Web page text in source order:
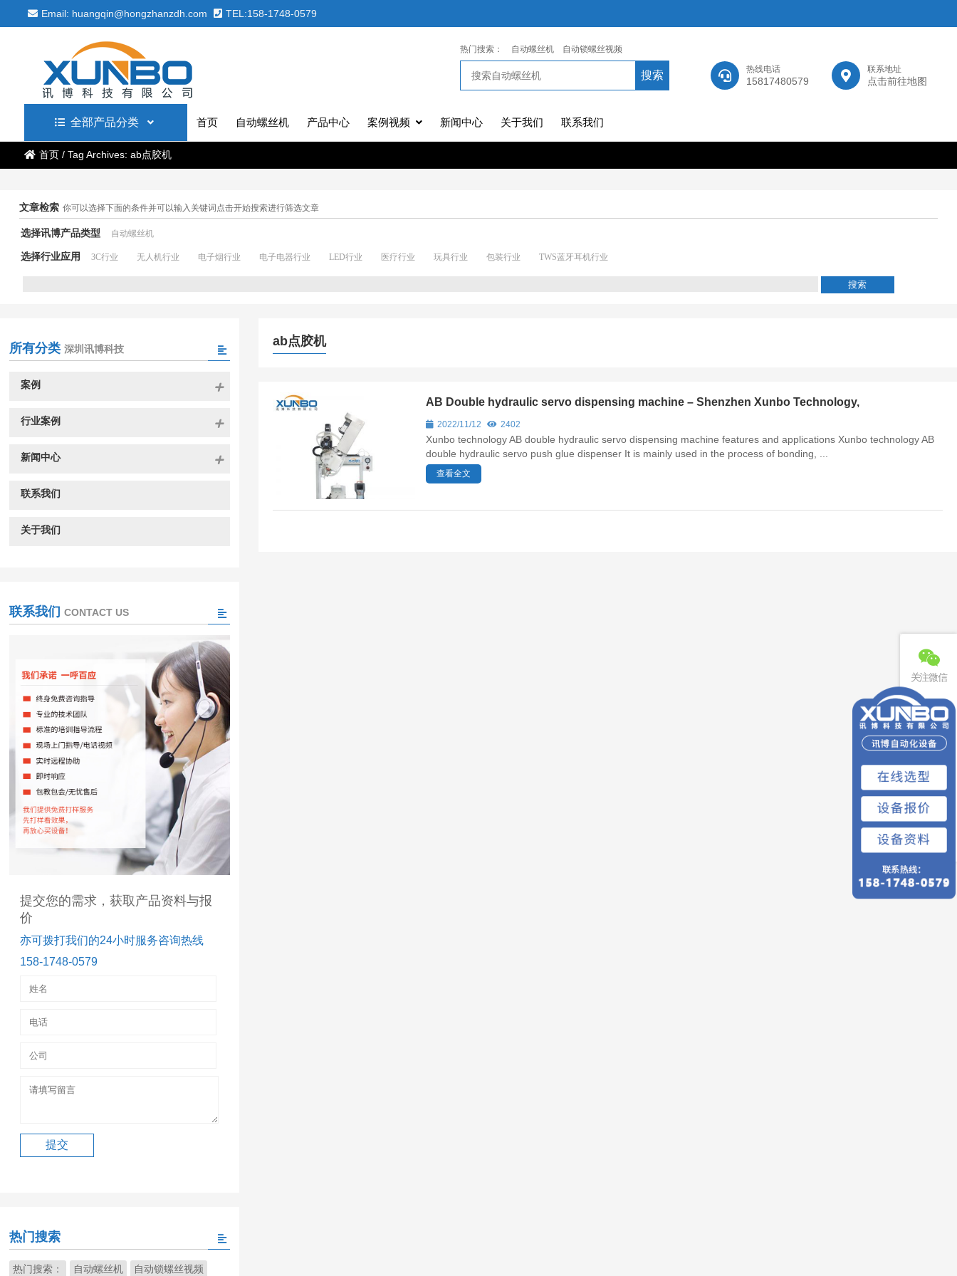
Email: huangqin@hongzhanzdh.com TEL:158-1748-0579
热线电话
15817480579
联系地址
点击前往地图
热门搜索： 自动螺丝机 自动锁螺丝视频
全部产品分类 首页 自动螺丝机 产品中心 案例视频 新闻中心 关于我们 联系我们
首页/ Tag Archives: ab点胶机
文章检索 你可以选择下面的条件并可以输入关键词点击开始搜索进行筛选文章
选择讯博产品类型 自动螺丝机
选择行业应用 3C行业 无人机行业 电子烟行业 电子电器行业 LED行业 医疗行业 玩具行业 包装行业 TWS蓝牙耳机行业
ab点胶机
AB Double hydraulic servo dispensing machine – Shenzhen Xunbo Technology,
2022/11/12 2402
Xunbo technology AB double hydraulic servo dispensing machine features and applications Xunbo technology AB
double hydraulic servo push glue dispenser It is mainly used in the process of bonding, ...
查看全文
所有分类 深圳讯博科技
案例
行业案例
新闻中心
联系我们
关于我们
联系我们 CONTACT US
提交您的需求，获取产品资料与报
价
亦可拨打我们的24小时服务咨询热线
158-1748-0579
热门搜索
热门搜索： 自动螺丝机 自动锁螺丝视频
关注微信
联系电话
免费预约
回到顶部